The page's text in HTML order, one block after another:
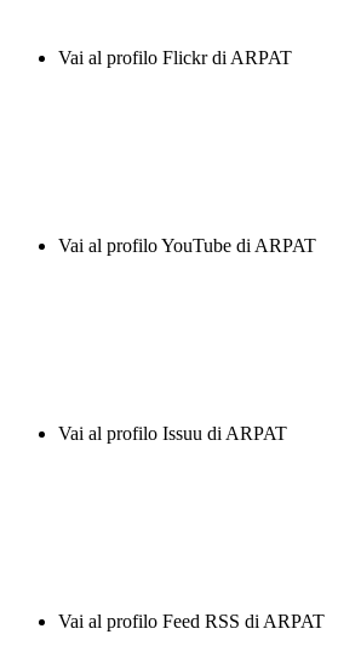
Vai al profilo Flickr di ARPAT
Vai al profilo YouTube di ARPAT
Vai al profilo Issuu di ARPAT
Vai al profilo Feed RSS di ARPAT